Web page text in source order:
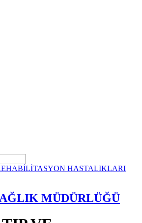
MÜDÜRLÜĞÜ